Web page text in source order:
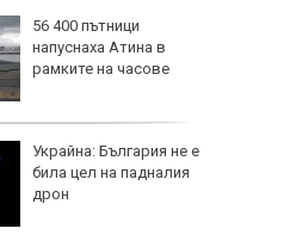
56 400 пътници
напуснаха Атина в
рамките на часове
Украйна: България не е
била цел на падналия
дрон